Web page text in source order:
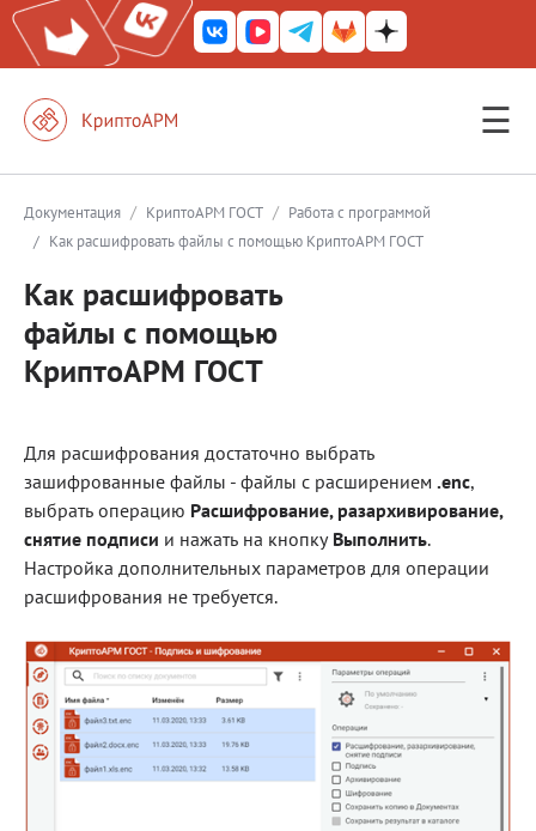
☰
КриптоАРМ
КриптоАРМ Server
Железный почтовый ящик
КриптоАРМ Mobile
КриптоАРМ для 1С-Битрикс
Решения
Блог
Получить КЭП
Магазин
Полная версия сайта
Документация / КриптоАРМ ГОСТ / Работа с программой
/ Как расшифровать файлы с помощью КриптоАРМ ГОСТ
Как расшифровать
файлы с помощью
КриптоАРМ ГОСТ
Для расшифрования достаточно выбрать
зашифрованные файлы - файлы с расширением .enc,
выбрать операцию Расшифрование, разархивирование,
снятие подписи и нажать на кнопку Выполнить.
Настройка дополнительных параметров для операции
расшифрования не требуется.